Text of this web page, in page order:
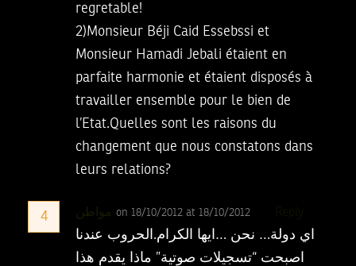
regretable!
2)Monsieur Béji Caid Essebssi et
Monsieur Hamadi Jebali étaient en
parfaite harmonie et étaient disposés à
travailler ensemble pour le bien de
l’Etat.Quelles sont les raisons du
changement que nous constatons dans
leurs relations?
4 مواطن on 18/10/2012 at 18/10/2012
اي دولة… نحن …ايها الكرام.الحروب عندنا
اصبحت “تسجيلات صوتية” ماذا يقدم هذا